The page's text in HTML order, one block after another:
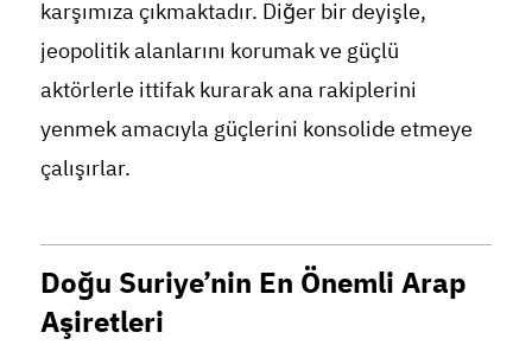
karşımıza çıkmaktadır. Diğer bir deyişle,
jeopolitik alanlarını korumak ve güçlü
aktörlerle ittifak kurarak ana rakiplerini
yenmek amacıyla güçlerini konsolide etmeye
çalışırlar.
Doğu Suriye’nin En Önemli Arap
Aşiretleri